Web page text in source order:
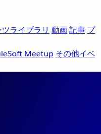
ライブラリ 動画記事 プ
Meetup その他イベ